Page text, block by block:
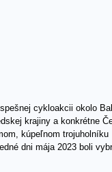
cykloakcii okolo
krajiny a konkrétne
kúpeľnom
dni mája 2023 boli